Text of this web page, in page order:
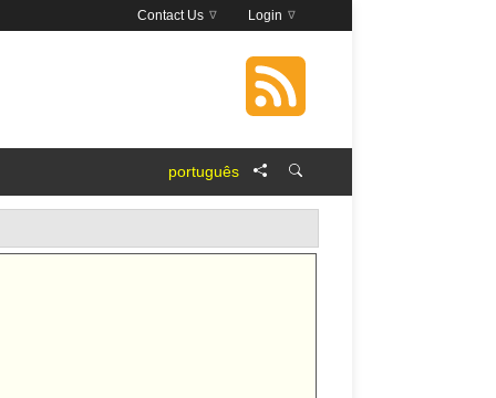
Login
Contact Us
português